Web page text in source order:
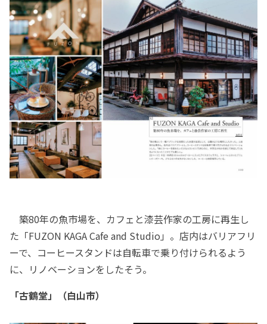
築80年の魚市場を、カフェと漆芸作家の工房に再生し
た「FUZON KAGA Cafe and Studio」。店内はバリアフリ
ーで、コーヒースタンドは自転車で乗り付けられるよう
に、リノベーションをしたそう。
「古鶴堂」（白山市）